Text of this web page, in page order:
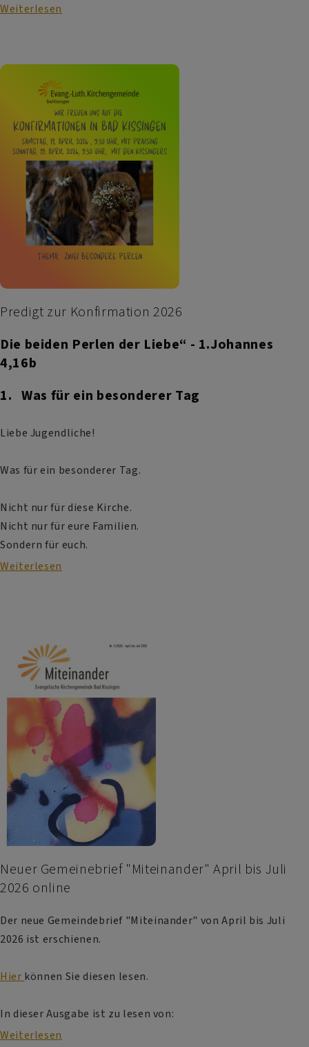
Weiterlesen
der
Predigt zur Konfirmation 2026
Die beiden Perlen der Liebe“ - 1.Johannes
4,16b
1. Was für ein besonderer Tag
Liebe Jugendliche!
Was für ein besonderer Tag.
Nicht nur für diese Kirche.
Nicht nur für eure Familien.
Sondern für euch.
Weiterlesen
Neuer Gemeinebrief "Miteinander" April bis Juli
2026 online
Der neue Gemeindebrief "Miteinander" von April bis Juli
2026 ist erschienen.
Hier können Sie diesen lesen.
In dieser Ausgabe ist zu lesen von:
Weiterlesen